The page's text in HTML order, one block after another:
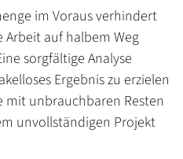
im Voraus verhindert
auf halbem Weg
sorgfältige Analyse
Ergebnis zu erzielen
mit unbrauchbaren Resten
unvollständigen Projekt